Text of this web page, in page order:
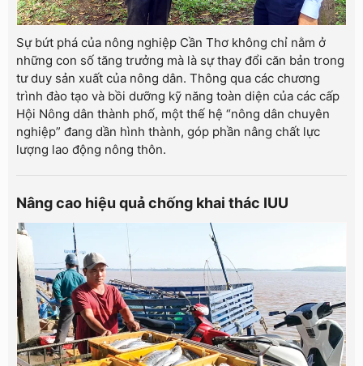
Sự bứt phá của nông nghiệp Cần Thơ không chỉ nằm ở
những con số tăng trưởng mà là sự thay đổi căn bản trong
tư duy sản xuất của nông dân. Thông qua các chương
trình đào tạo và bồi dưỡng kỹ năng toàn diện của các cấp
Hội Nông dân thành phố, một thế hệ “nông dân chuyên
nghiệp” đang dần hình thành, góp phần nâng chất lực
lượng lao động nông thôn.
Nâng cao hiệu quả chống khai thác IUU